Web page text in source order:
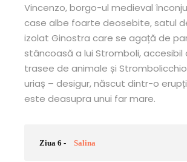
Vincenzo, borgo-ul medieval
case albe foarte deosebite, satul
izolat Ginostra care se agață de
stâncoasă a lui Stromboli, accesibil
trasee de animale și
uriaș – desigur, născut dintr-o
este deasupra unui far mare.
Ziua 6 - Salina